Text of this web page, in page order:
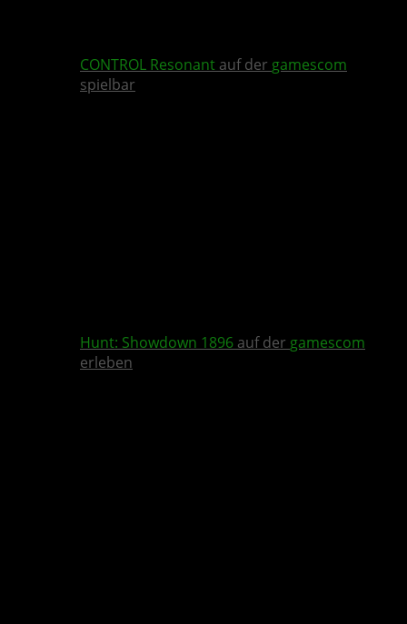
CONTROL Resonant auf der gamescom
spielbar
Hunt: Showdown 1896 auf der gamescom
erleben